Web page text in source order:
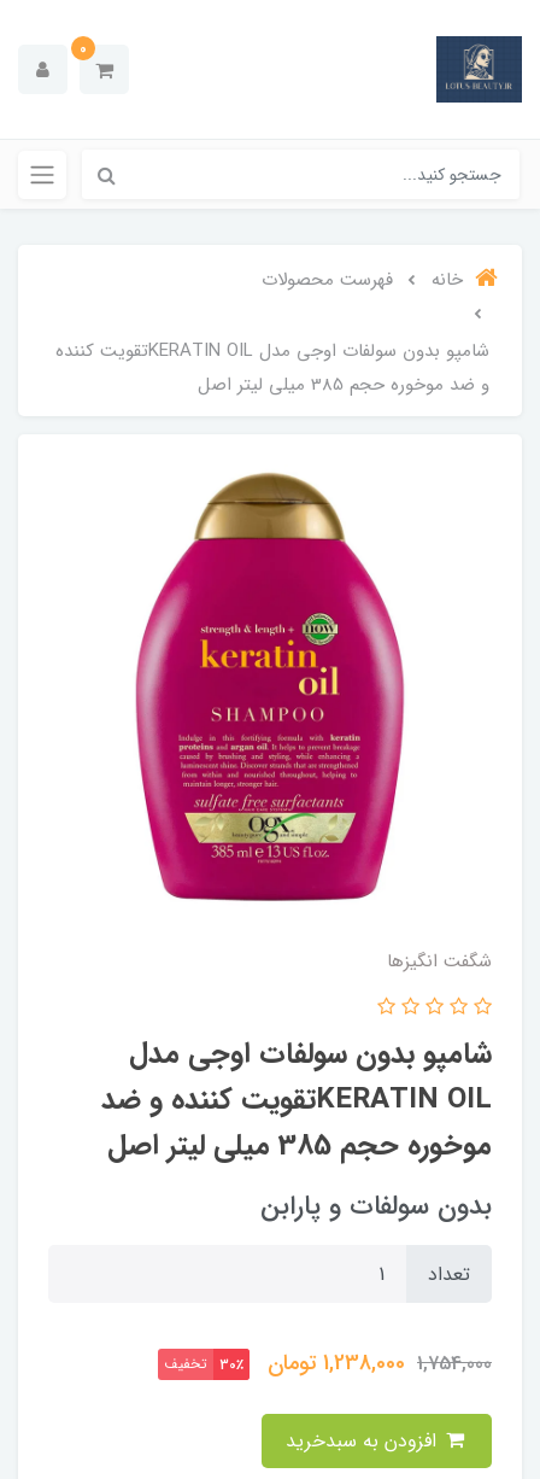
0
خانه فهرست محصولات
شامپو بدون سولفات اوجی مدل KERATIN OILتقویت کننده
و ضد موخوره حجم 385 میلی لیتر اصل
شگفت انگيزها
شامپو بدون سولفات اوجی مدل
KERATIN OILتقویت کننده و ضد
موخوره حجم 385 میلی لیتر اصل
بدون سولفات و پارابن
تعداد
1,754,000
1,238,000تومان 30٪ تخفیف